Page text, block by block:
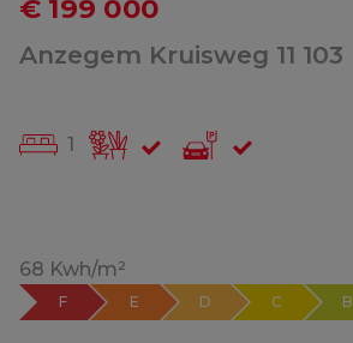
€ 199 000
Anzegem Kruisweg 11 103
1
68 Kwh/m²
F E D C B